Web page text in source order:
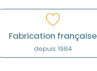
Fabrication française
depuis 1984